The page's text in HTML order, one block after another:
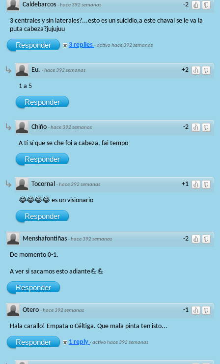
-2
Caldebarcos ·hace 392 semanas
3 centrales y sin laterales?...esto es un suicidio,a este chaval se le va la
puta cabeza?jujujuu
Responder 3 replies ·activo hace 392 semanas
+2
Eu. ·hace 392 semanas
1 a 5
Responder
-2
Chiño ·hace 392 semanas
A tí sí que se che foi a cabeza, fai tempo
Responder
+1
Tocornal ·hace 392 semanas
😂😂😂😂 es un visionario
Responder
-2
Menshafontiñas ·hace 392 semanas
De momento 0-1.
A ver si sacamos esto adiante💪💪
Responder
-1
Otero ·hace 392 semanas
Hala carallo! Empata o Céltiga. Que mala pinta ten isto...
Responder 1 reply ·activo hace 392 semanas